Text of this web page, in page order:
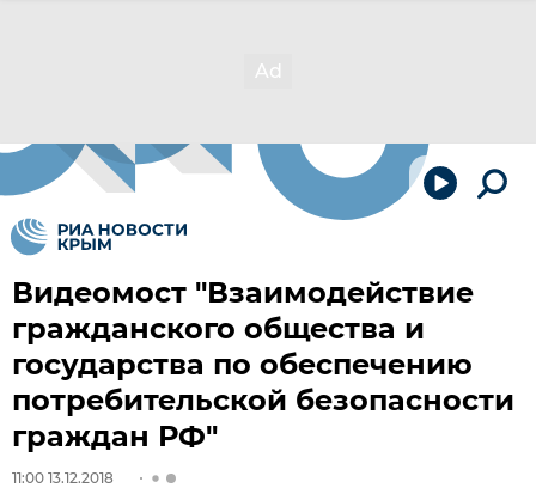
Видеомост "Взаимодействие
гражданского общества и
государства по обеспечению
потребительской безопасности
граждан РФ"
11:00 13.12.2018